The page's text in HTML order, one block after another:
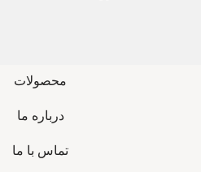
محصولات
درباره ما
تماس با ما